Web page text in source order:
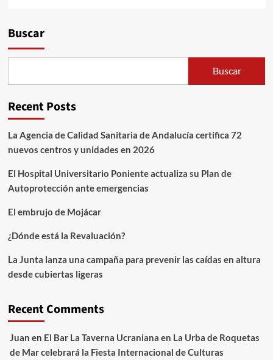
Buscar
Buscar
Recent Posts
La Agencia de Calidad Sanitaria de Andalucía certifica 72
nuevos centros y unidades en 2026
El Hospital Universitario Poniente actualiza su Plan de
Autoprotección ante emergencias
El embrujo de Mojácar
¿Dónde está la Revaluación?
La Junta lanza una campaña para prevenir las caídas en altura
desde cubiertas ligeras
Recent Comments
Juan en El Bar La Taverna Ucraniana en La Urba de Roquetas
de Mar celebrará la Fiesta Internacional de Culturas